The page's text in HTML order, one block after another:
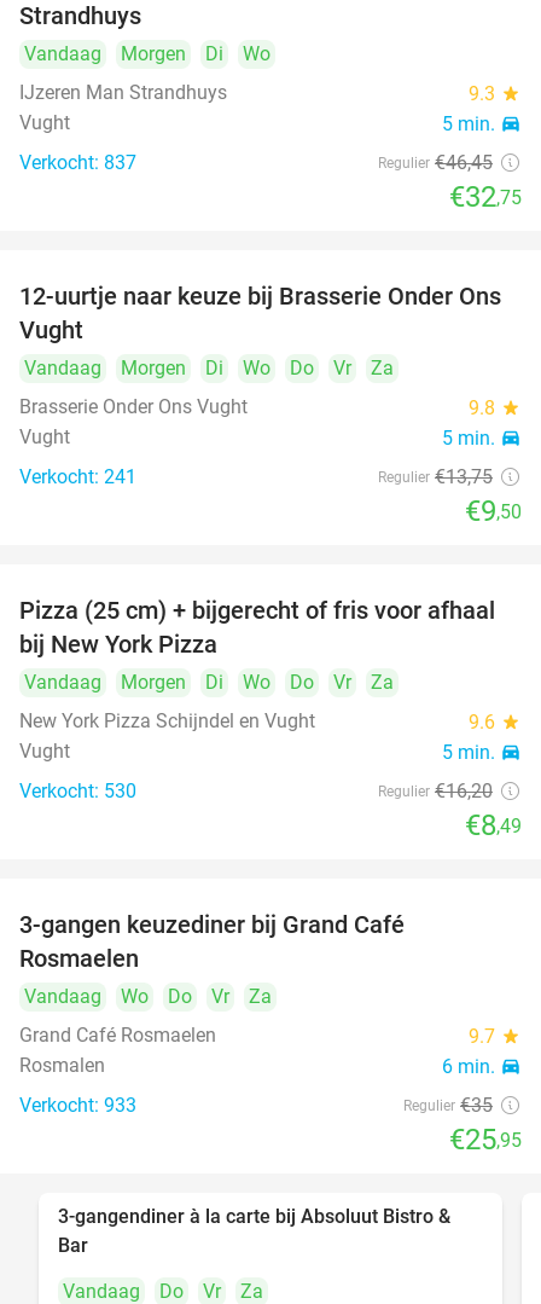
Strandhuys
Vandaag Morgen Di
Wo
IJzeren Man Strandhuys
9.3 star
Vught 5 min. directions_car
Verkocht: 837 Regulier €46,45
€32,75
31%
12-uurtje naar keuze bij Brasserie Onder Ons
Vught
Vandaag Morgen Di Wo Do Vr
Za
Brasserie Onder Ons Vught
9.8 star
Vught 5 min. directions_car
Verkocht: 241 Regulier €13,75
€9,50
48%
Pizza (25 cm) + bijgerecht of fris voor afhaal
bij New York Pizza
Vandaag Morgen Di Wo Do Vr
Za
New York Pizza Schijndel en Vught
9.6 star
Vught 5 min. directions_car
Verkocht: 530 Regulier €16,20
€8,49
3-gangen keuzediner bij Grand Café
Rosmaelen
Vandaag Wo Do Vr
Za
Grand Café Rosmaelen
9.7 star
Rosmalen 6 min. directions_car
Verkocht: 933 Regulier €35
€25,95
37%
3-gangendiner à la carte bij Absoluut Bistro &
Bar
Vandaag
Do Vr
Za